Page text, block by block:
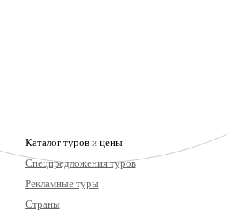
Каталог туров и цены
Спецпредложения туров
Рекламные туры
Страны